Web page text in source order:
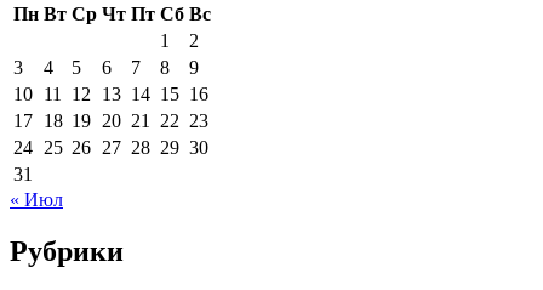
Пн Вт Ср Чт Пт Сб Вс
1
2
3
4 5 6 7 8
9
10 11 12 13 14 15 16
17 18 19 20 21 22 23
24 25 26 27 28 29 30
31
« Июл
Рубрики